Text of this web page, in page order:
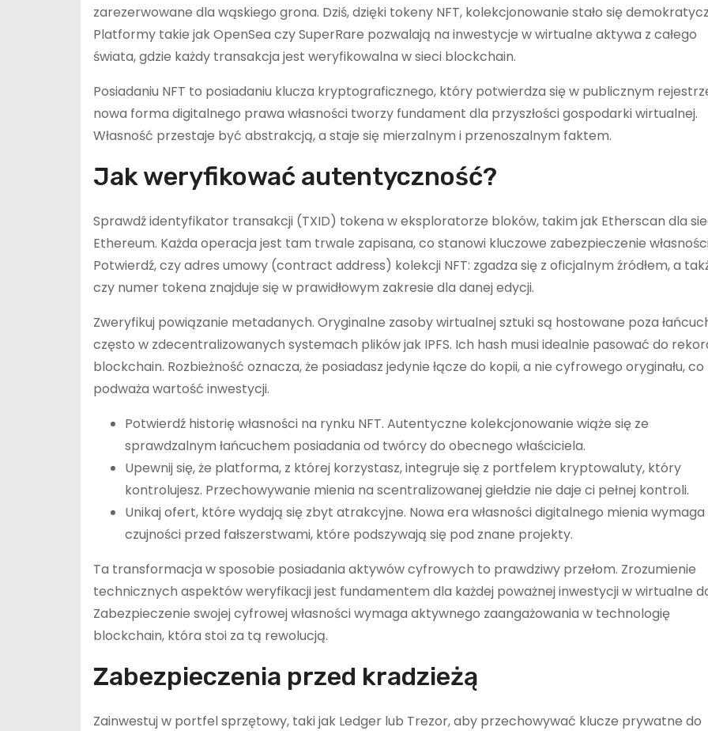
zarezerwowane dla wąskiego grona. Dziś, dzięki tokeny NFT, kolekcjonowanie stało się
Platformy takie jak OpenSea czy SuperRare pozwalają na inwestycje w wirtualne aktywa z całego
świata, gdzie każdy transakcja jest weryfikowalna w sieci blockchain.
Posiadaniu NFT to posiadaniu klucza kryptograficznego, który potwierdza się w publicznym
nowa forma digitalnego prawa własności tworzy fundament dla przyszłości gospodarki wirtualnej.
Własność przestaje być abstrakcją, a staje się mierzalnym i przenoszalnym faktem.
Jak weryfikować autentyczność?
Sprawdź identyfikator transakcji (TXID) tokena w eksploratorze bloków, takim jak Etherscan dla
Ethereum. Każda operacja jest tam trwale zapisana, co stanowi kluczowe zabezpieczenie
Potwierdź, czy adres umowy (contract address) kolekcji NFT: zgadza się z oficjalnym źródłem, a
czy numer tokena znajduje się w prawidłowym zakresie dla danej edycji.
Zweryfikuj powiązanie metadanych. Oryginalne zasoby wirtualnej sztuki są hostowane poza
często w zdecentralizowanych systemach plików jak IPFS. Ich hash musi idealnie pasować do
blockchain. Rozbieżność oznacza, że posiadasz jedynie łącze do kopii, a nie cyfrowego oryginału, co
podważa wartość inwestycji.
Potwierdź historię własności na rynku NFT. Autentyczne kolekcjonowanie wiąże się ze
sprawdzalnym łańcuchem posiadania od twórcy do obecnego właściciela.
Upewnij się, że platforma, z której korzystasz, integruje się z portfelem kryptowaluty, który
kontrolujesz. Przechowywanie mienia na scentralizowanej giełdzie nie daje ci pełnej kontroli.
Unikaj ofert, które wydają się zbyt atrakcyjne. Nowa era własności digitalnego mienia wymaga
czujności przed fałszerstwami, które podszywają się pod znane projekty.
Ta transformacja w sposobie posiadania aktywów cyfrowych to prawdziwy przełom. Zrozumienie
technicznych aspektów weryfikacji jest fundamentem dla każdej poważnej inwestycji w wirtualne
Zabezpieczenie swojej cyfrowej własności wymaga aktywnego zaangażowania w technologię
blockchain, która stoi za tą rewolucją.
Zabezpieczenia przed kradzieżą
Zainwestuj w portfel sprzętowy, taki jak Ledger lub Trezor, aby przechowywać klucze prywatne do